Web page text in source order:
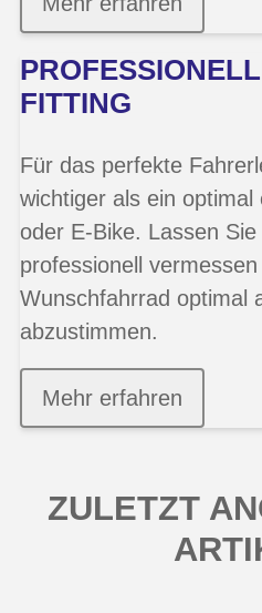
FITTING
Für das perfekte
wichtiger als ein optimal
oder E-Bike. Lassen
professionell
Wunschfahrrad optimal
abzustimmen.
Mehr erfahren
ZULETZT